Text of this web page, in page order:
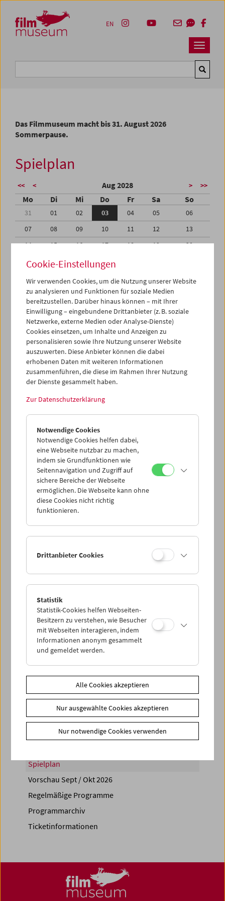
Zum Inhalt
Zum Hauptmenü
Zur Servicenavigation
Zum Suche
Navbar
EN
Das Filmmuseum macht bis 31. August 2026
Sommerpause.
Spielplan
<< < Aug 2028 > >>
Mo Di Mi Do Fr Sa So
31 01 02 03 04 05
06
07
08 09 10 11 12
13
14
15 16 17 18 19
20
21
22 23 24
28
30 01
03
04
05 06 07 08 09
iCalender
Programmheft-PDF
English language or subtitles
< Vorherige Woche
Mo 31.7.
Di 1.8.
Mi 2.8.
Do 3.8.
Sa 5.8.
PROGRAMM ÜBERBLICK
Share on
Spielplan
Vorschau Sept / Okt 2026
Regelmäßige Programme
Programmarchiv
Ticketinformationen
Cookie-Einstellungen
Wir verwenden Cookies, um die Nutzung unserer Website
zu analysieren und Funktionen für soziale Medien
bereitzustellen. Darüber hinaus können – mit Ihrer
Einwilligung – eingebundene Drittanbieter (z. B. soziale
Netzwerke, externe Medien oder Analyse-Dienste)
Cookies einsetzen, um Inhalte und Anzeigen zu
personalisieren sowie Ihre Nutzung unserer Website
auszuwerten. Diese Anbieter können die dabei
erhobenen Daten mit weiteren Informationen
zusammenführen, die diese im Rahmen Ihrer Nutzung
der Dienste gesammelt haben.
Zur Datenschutzerklärung
Notwendige Cookies
Notwendige Cookies helfen dabei,
eine Webseite nutzbar zu machen,
indem sie Grundfunktionen wie
Seitennavigation und Zugriff auf
sichere Bereiche der Webseite
ermöglichen. Die Webseite kann ohne
diese Cookies nicht richtig
funktionieren.
Drittanbieter Cookies
Statistik
Statistik-Cookies helfen Webseiten-
Besitzern zu verstehen, wie Besucher
mit Webseiten interagieren, indem
Informationen anonym gesammelt
und gemeldet werden.
Alle Cookies akzeptieren
Nur ausgewählte Cookies akzeptieren
Nur notwendige Cookies verwenden